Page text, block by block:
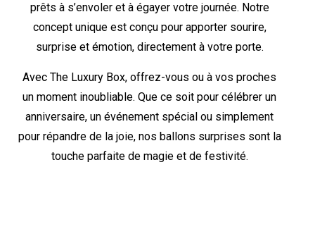
prêts à s’envoler et à égayer votre journée. Notre
concept unique est conçu pour apporter sourire,
surprise et émotion, directement à votre porte.
Avec The Luxury Box, offrez-vous ou à vos proches
un moment inoubliable. Que ce soit pour célébrer un
anniversaire, un événement spécial ou simplement
pour répandre de la joie, nos ballons surprises sont la
touche parfaite de magie et de festivité.